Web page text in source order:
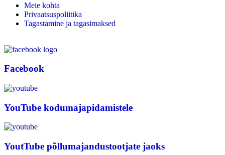
Meie kohta
Privaatsuspoliitika
Tagastamine ja tagasimaksed
Facebook
YouTube kodumajapidamistele
YoutTube põllumajandustootjate jaoks